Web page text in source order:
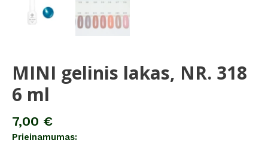
MINI gelinis lakas, NR. 318
6 ml
7,00 €
Prieinamumas: